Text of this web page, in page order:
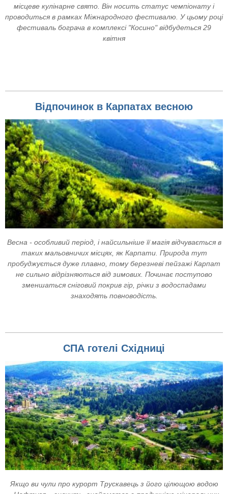
місцеве кулінарне свято. Він носить статус чемпіонату і
проводиться в рамках Міжнародного фестивалю. У цьому році
фестиваль бограча в комплексі "Косино" відбудеться 29
квітня
Відпочинок в Карпатах весною
Весна - особливий період, і найсильніше її магія відчувається в
таких мальовничих місцях, як Карпати. Природа тут
пробуджується дуже плавно, тому березневі пейзажі Карпат
не сильно відрізняються від зимових. Починає поступово
зменшаться сніговий покрив гір, річки з водоспадами
знаходять повноводість.
СПА готелі Східниці
Якщо ви чули про курорт Трускавець з його цілющою водою